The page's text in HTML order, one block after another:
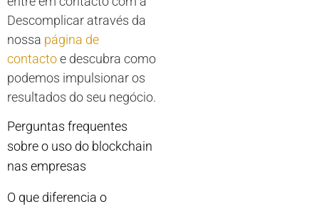
Descomplicar através da
nossa página de
contactoe descubra como
podemos impulsionar os
resultados do seu negócio.
Perguntas frequentes
sobre o uso do blockchain
nas empresas
O que diferencia o